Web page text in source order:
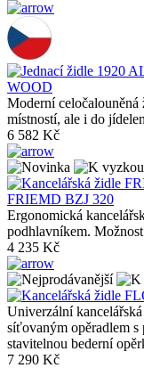
WOOD
Moderní celočalouněná
místností, ale i do
6 582 Kč
FRIEMD BZJ 320
Ergonomická
podhlavníkem.
4 235 Kč
Univerzální
síťovaným opěradlem s
stavitelnou bederní
7 290 Kč